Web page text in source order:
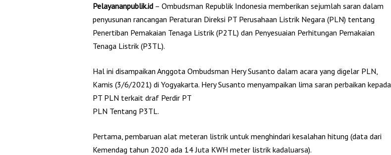
Pelayananpublik.id – Ombudsman Republik Indonesia memberikan sejumlah saran dalam
penyusunan rancangan Peraturan Direksi PT Perusahaan Listrik Negara (PLN) tentang
Penertiban Pemakaian Tenaga Listrik (P2TL) dan Penyesuaian Perhitungan Pemakaian
Tenaga Listrik (P3TL).
Hal ini disampaikan Anggota Ombudsman Hery Susanto dalam acara yang digelar PLN,
Kamis (3/6/2021) di Yogyakarta. Hery Susanto menyampaikan lima saran perbaikan kepada
PT PLN terkait draf Perdir PT
PLN Tentang P3TL.
Pertama, pembaruan alat meteran listrik untuk menghindari kesalahan hitung (data dari
Kemendag tahun 2020 ada 14 Juta KWH meter listrik kadaluarsa).